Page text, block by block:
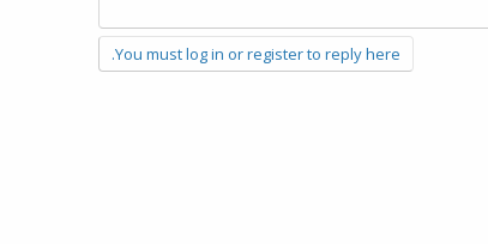
You must log in or register to reply here.